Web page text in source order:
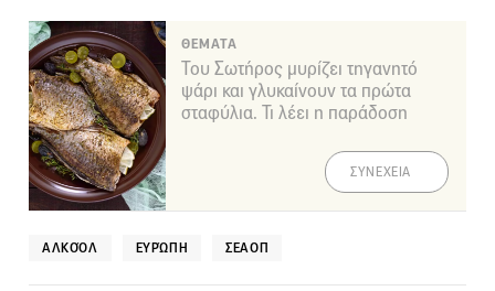
ΘΕΜΑΤΑ
Του Σωτήρος μυρίζει τηγανητό
ψάρι και γλυκαίνουν τα πρώτα
σταφύλια. Τι λέει η παράδοση
ΣΥΝΕΧΕΙΑ
ΑΛΚΟΌΛ ΕΥΡΏΠΗ ΣΕΑΟΠ